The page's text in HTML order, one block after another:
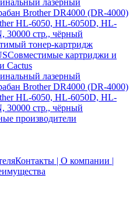
тонер-картридж
Совместимые картриджи и
Cactus
производители
Контакты | О компании |